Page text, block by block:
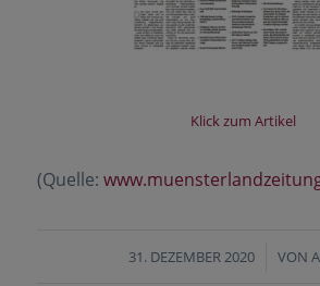
Klick zum Artikel
(Quelle:
31. DEZEMBER 2020
/ VON